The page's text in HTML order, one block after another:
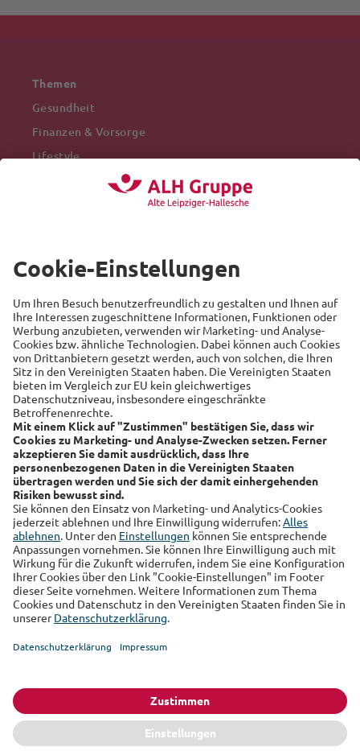
Themen
Gesundheit
Finanzen & Vorsorge
Lifestyle
Recht
Auto
Sicherheit
Familie
Links
Alte Leipziger
Hallesche
RSS-Feed
Über uns
Kundenmagazin
Datenschutz Impressum Cookie Einstellungen